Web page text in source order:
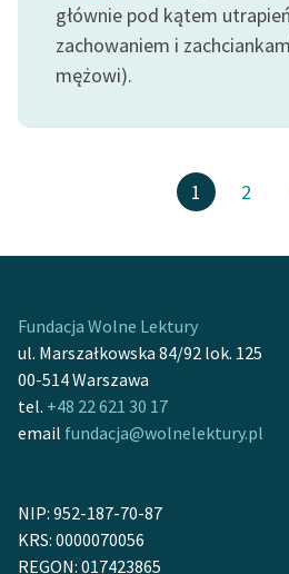
głównie pod kątem
zachowaniem i
mężowi).
1 2
Fundacja Wolne Lektury
ul. Marszałkowska 84/92 lok. 125
00-514 Warszawa
tel. +48 22 621 30 17
email fundacja@wolnelektury.pl
NIP: 952-187-70-87
KRS: 0000070056
REGON: 017423865